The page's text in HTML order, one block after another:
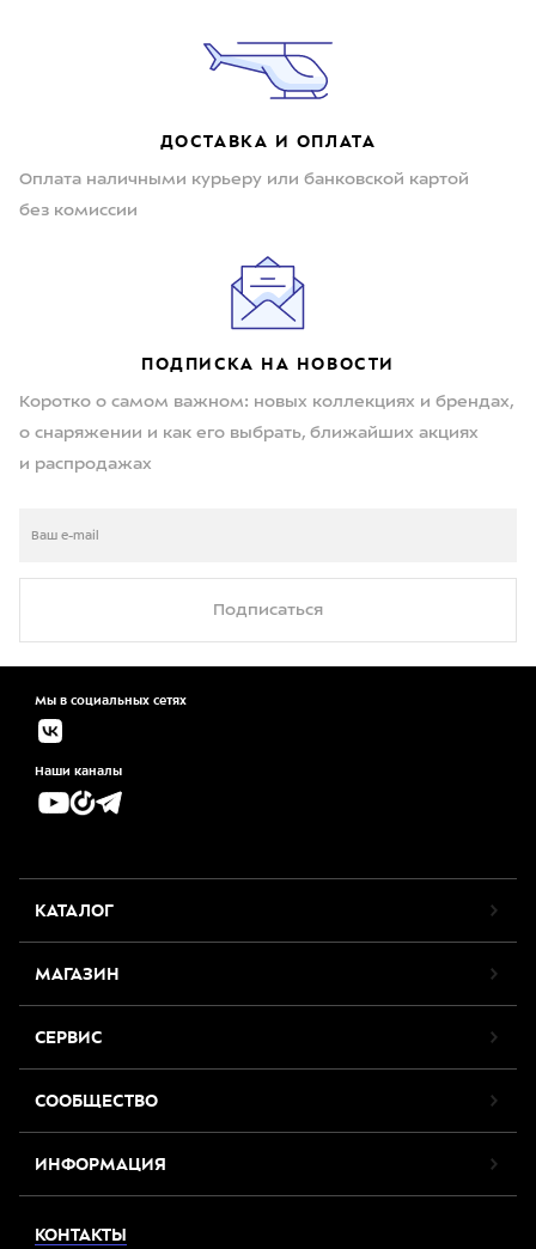
ДОСТАВКА И ОПЛАТА
Оплата наличными курьеру или банковской картой
без комиссии
ПОДПИСКА НА НОВОСТИ
Коротко о самом важном: новых коллекциях и брендах,
о снаряжении и как его выбрать, ближайших акциях
и распродажах
Подписаться
Мы в социальных сетях
Наши каналы
КАТАЛОГ
МАГАЗИН
СЕРВИС
СООБЩЕСТВО
ИНФОРМАЦИЯ
КОНТАКТЫ